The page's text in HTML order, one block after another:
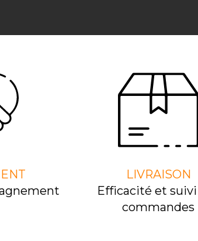
LIVRAISON
Efﬁcacité et
commandes